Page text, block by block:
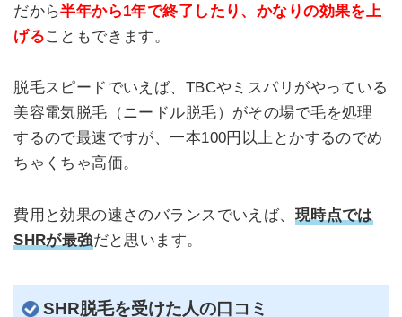
だから半年から1年で終了したり、かなりの効果を上
げることもできます。
脱毛スピードでいえば、TBCやミスパリがやっている
美容電気脱毛（ニードル脱毛）がその場で毛を処理
するので最速ですが、一本100円以上とかするのでめ
ちゃくちゃ高価。
費用と効果の速さのバランスでいえば、 現時点では
SHRが最強だと思います。
SHR脱毛を受けた人の口コミ